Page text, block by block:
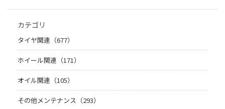
カテゴリ
タイヤ関連（677）
ホイール関連（171）
オイル関連（105）
その他メンテナンス（293）